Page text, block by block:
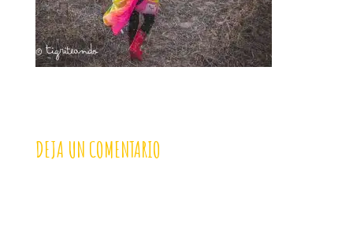
DEJA UN COMENTARIO